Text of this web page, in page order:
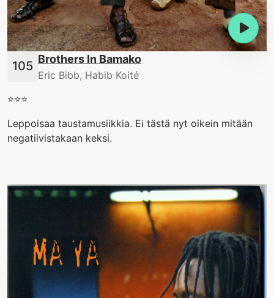
Brothers In Bamako
Eric Bibb, Habib Koité
⭐️⭐️⭐️
Leppoisaa taustamusiikkia. Ei tästä nyt oikein mitään
negatiivistakaan keksi.